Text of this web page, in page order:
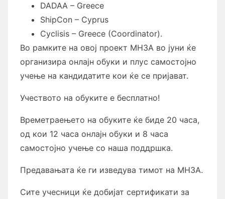
DADAA – Greece
ShipCon – Cyprus
Cyclisis – Greece (Coordinator).
Во рамките на овој проект МНЗА во јуни ќе
организира онлајн обуки и плус самостојно
учење на кандидатите кои ќе се пријават.
Учеството на обуките е бесплатно!
Времетраењето на обуките ќе биде 20 часа,
од кои 12 часа онлајн обуки и 8 часа
самостојно учење со наша поддршка.
Предавањата ќе ги изведува тимот на МНЗА.
Сите учесници ќе добијат сертификати за